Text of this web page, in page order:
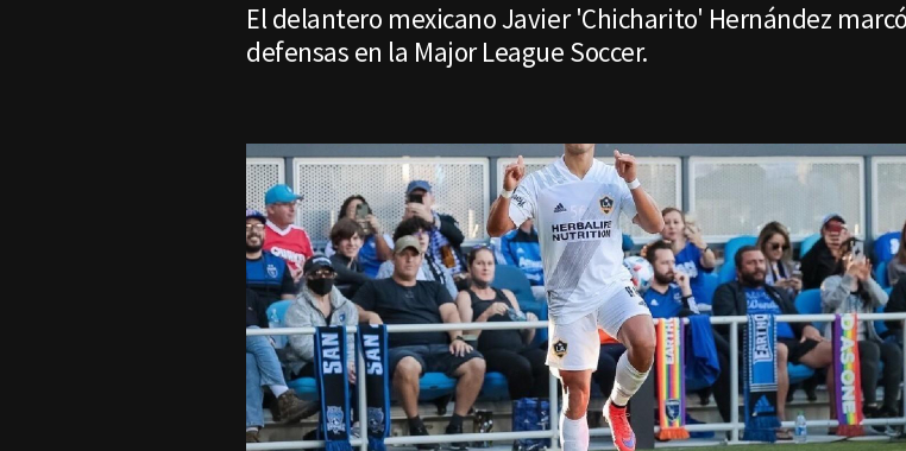
El delantero mexicano Javier 'Chicharito' Hernández
defensas en la Major League Soccer.